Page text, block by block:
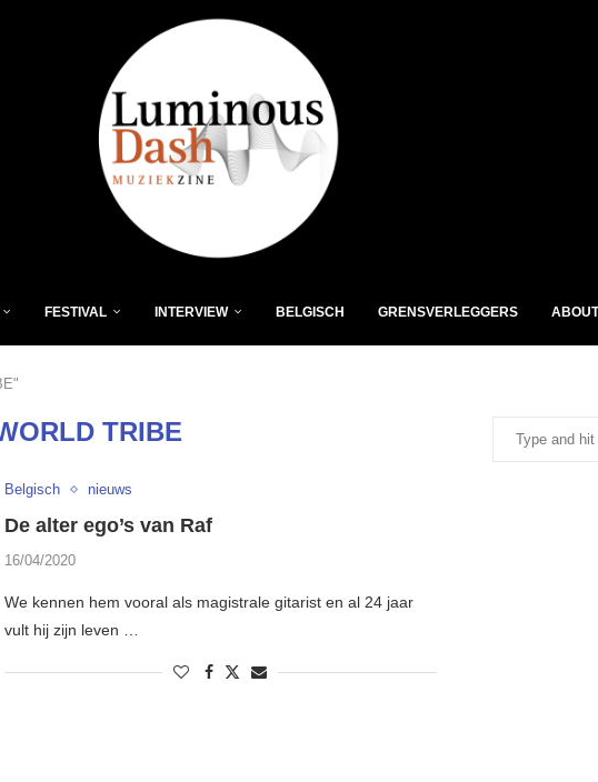
FESTIVAL INTERVIEW BELGISCH GRENSVERLEGGERS ABOUT
TRIBE
Belgisch nieuws
De alter ego’s van Raf
16/04/2020
We kennen hem vooral als magistrale gitarist en al 24 jaar
vult hij zijn leven …